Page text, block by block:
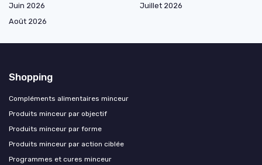
Juin 2026
Juillet 2026
Août 2026
Shopping
Compléments alimentaires minceur
Produits minceur par objectif
Produits minceur par forme
Produits minceur par action ciblée
Programmes et cures minceur